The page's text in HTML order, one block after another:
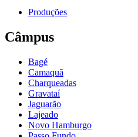
Produções
Câmpus
Bagé
Camaquã
Charqueadas
Gravataí
Jaguarão
Lajeado
Novo Hamburgo